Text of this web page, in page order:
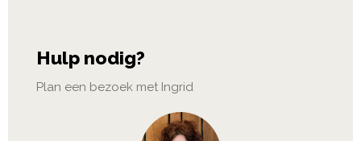
Hulp nodig?
Plan een bezoek met Ingrid